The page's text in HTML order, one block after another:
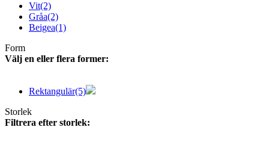
Vit(2)
Gråa(2)
Beigea(1)
Form
Välj en eller flera former:
Rektangulär(5)
Storlek
Filtrera efter storlek: